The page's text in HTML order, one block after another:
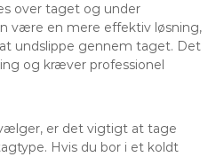
over taget og under
være en mere effektiv løsning,
undslippe gennem taget. Det
og kræver professionel
er det vigtigt at tage
Hvis du bor i et koldt